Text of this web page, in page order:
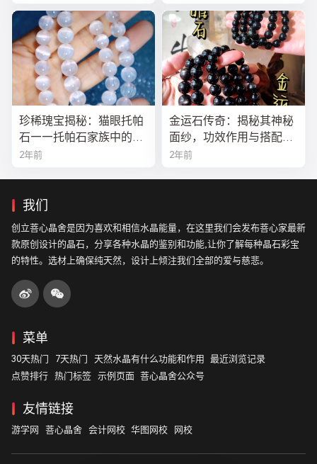
珍稀瑰宝揭秘：猫眼托帕
石——托帕石家族中的绝
美异类
2年前
金运石传奇：揭秘其神秘
面纱，功效作用与搭配法
全解析
2年前
我们
创立菩心晶舍是因为喜欢和相信水晶能量，在这里我们会发布菩心家最新
款原创设计的晶石，分享各种水晶的鉴别和功能,让你了解每种晶石彩宝
的特性。选材上确保纯天然，设计上倾注我们全部的爱与慈悲。
菜单
30天热门 7天热门 天然水晶有什么功能和作用
最近浏览记录
点赞排行 热门标签 示例页面 菩心晶舍公众号
友情链接
游学网 菩心晶舍 会计网校 华图网校 网校